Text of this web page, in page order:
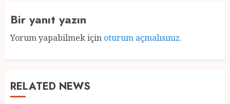
Bir yanıt yazın
Yorum yapabilmek için oturum açmalısınız.
RELATED NEWS